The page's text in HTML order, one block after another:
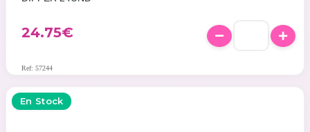
24.75€
Ref: 57244
En Stock